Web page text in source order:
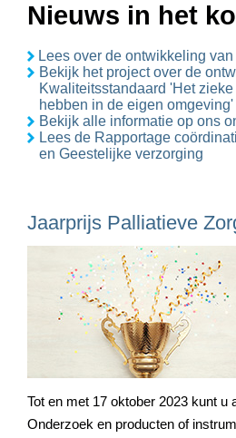
Nieuws in het
Lees over de ontwikkeling
Bekijk het project over de
Kwaliteitsstandaard 'Het
hebben in de eigen omgeving'
Bekijk alle informatie op ons
Lees de Rapportage
en Geestelijke verzorging
Jaarprijs Palliatieve
Tot en met 17 oktober 2023 kunt u
Onderzoek en producten of